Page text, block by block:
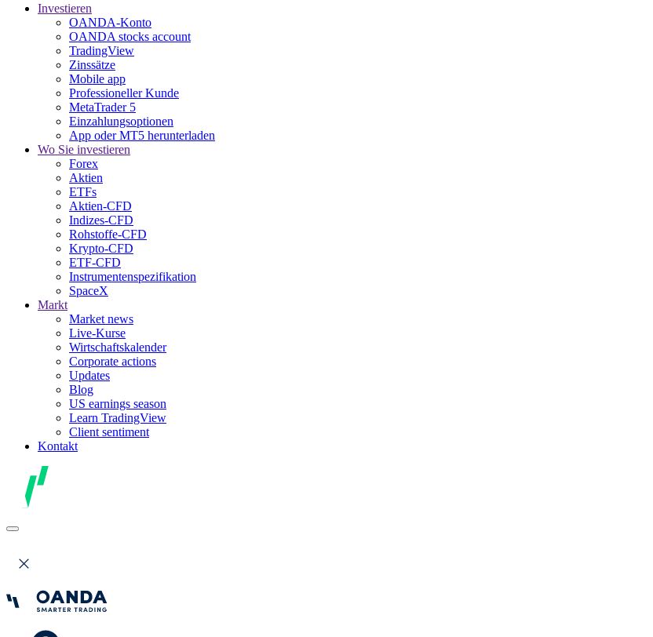
Investieren
OANDA-Konto
OANDA stocks account
TradingView
Zinssätze
Mobile app
Professioneller Kunde
MetaTrader 5
Einzahlungsoptionen
App oder MT5 herunterladen
Wo Sie investieren
Forex
Aktien
ETFs
Aktien-CFD
Indizes-CFD
Rohstoffe-CFD
Krypto-CFD
ETF-CFD
Instrumentenspezifikation
SpaceX
Markt
Market news
Live-Kurse
Wirtschaftskalender
Corporate actions
Updates
Blog
US earnings season
Learn TradingView
Client sentiment
Kontakt